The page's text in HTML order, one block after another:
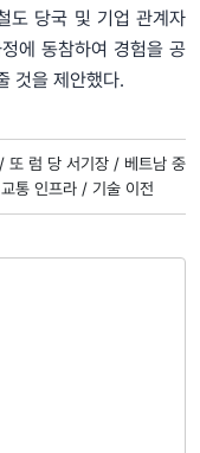
도 당국 및 기업 관계자
에 동참하여 경험을 공
것을 제안했다.
또 럼 당 서기장 / 베트남 중
교통 인프라 / 기술 이전